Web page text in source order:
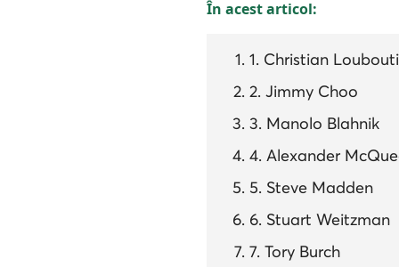
În acest articol:
1. Christian
2. Jimmy Choo
3. Manolo Blahnik
4. Alexander
5. Steve Madden
6. Stuart Weitzman
7. Tory Burch